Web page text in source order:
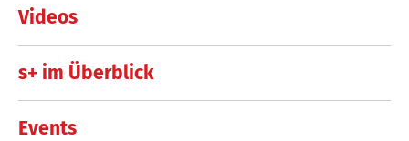
Videos
s+ im Überblick
Events